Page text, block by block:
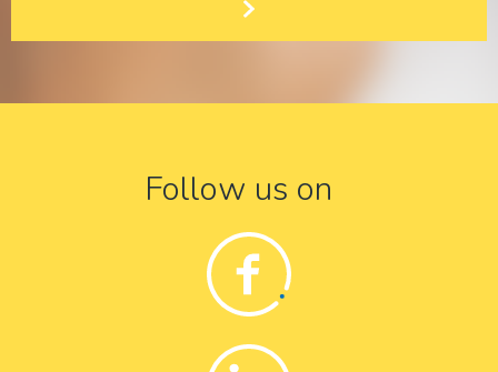
Follow us on
Facebook
Linkedin